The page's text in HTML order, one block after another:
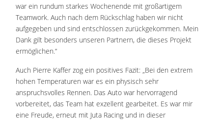
war ein rundum starkes Wochenende mit großartigem
Teamwork. Auch nach dem Rückschlag haben wir nicht
aufgegeben und sind entschlossen zurückgekommen. Mein
Dank gilt besonders unseren Partnern, die dieses Projekt
ermöglichen.“
Auch Pierre Kaffer zog ein positives Fazit: „Bei den extrem
hohen Temperaturen war es ein physisch sehr
anspruchsvolles Rennen. Das Auto war hervorragend
vorbereitet, das Team hat exzellent gearbeitet. Es war mir
eine Freude, erneut mit Juta Racing und in dieser